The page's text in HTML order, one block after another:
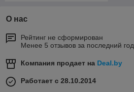
О нас
Рейтинг не сформирован
Менее 5 отзывов за последний год
Компания продает на Deal.by
Работает с 28.10.2014